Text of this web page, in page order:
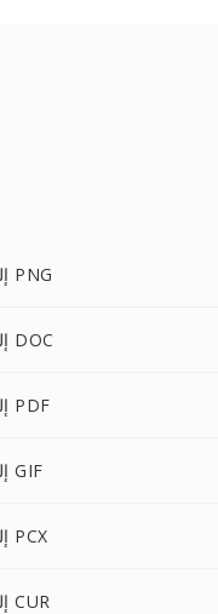
PAM إلى PNG
PAM إلى DOC
PAM إلى PDF
PAM إلى GIF
PAM إلى PCX
PAM إلى CUR